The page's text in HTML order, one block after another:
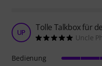
UP Tolle Talkbox für
Uncle
Bedienung